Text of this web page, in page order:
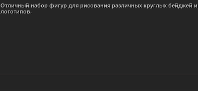
Отличный набор фигур для рисования различных круглых бейджей и
логотипов.